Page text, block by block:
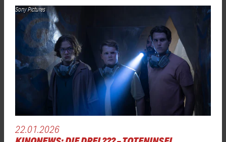
Sony Pictures
22.01.2026